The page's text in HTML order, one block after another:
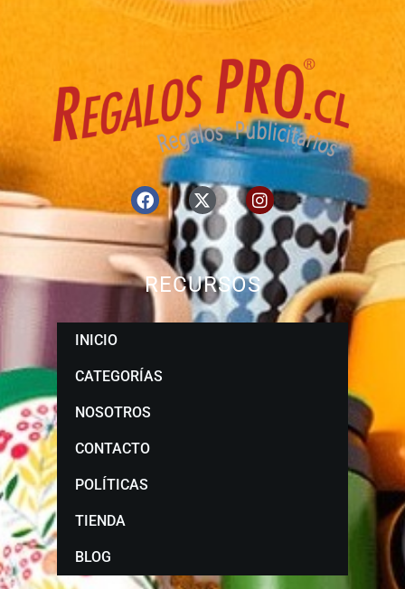
RECURSOS
INICIO
CATEGORÍAS
NOSOTROS
CONTACTO
POLÍTICAS
TIENDA
BLOG